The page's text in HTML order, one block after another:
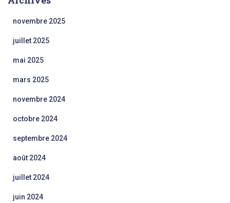
novembre 2025
juillet 2025
mai 2025
mars 2025
novembre 2024
octobre 2024
septembre 2024
août 2024
juillet 2024
juin 2024